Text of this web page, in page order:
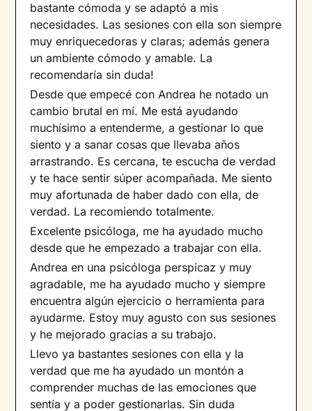
bastante cómoda y se adaptó a mis
necesidades. Las sesiones con ella son siempre
muy enriquecedoras y claras; además genera
un ambiente cómodo y amable. La
recomendaría sin duda!
Desde que empecé con Andrea he notado un
cambio brutal en mí. Me está ayudando
muchísimo a entenderme, a gestionar lo que
siento y a sanar cosas que llevaba años
arrastrando. Es cercana, te escucha de verdad
y te hace sentir súper acompañada. Me siento
muy afortunada de haber dado con ella, de
verdad. La recomiendo totalmente.
Excelente psicóloga, me ha ayudado mucho
desde que he empezado a trabajar con ella.
Andrea en una psicóloga perspicaz y muy
agradable, me ha ayudado mucho y siempre
encuentra algún ejercicio o herramienta para
ayudarme. Estoy muy agusto con sus sesiones
y he mejorado gracias a su trabajo.
Llevo ya bastantes sesiones con ella y la
verdad que me ha ayudado un montón a
comprender muchas de las emociones que
sentía y a poder gestionarlas. Sin duda